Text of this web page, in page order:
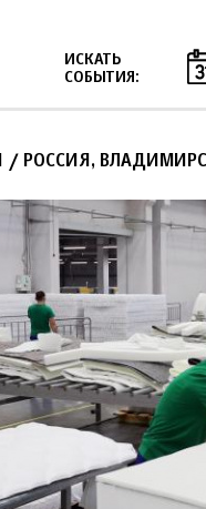
ИСКАТЬ
СОБЫТИЯ:
/ РОССИЯ,